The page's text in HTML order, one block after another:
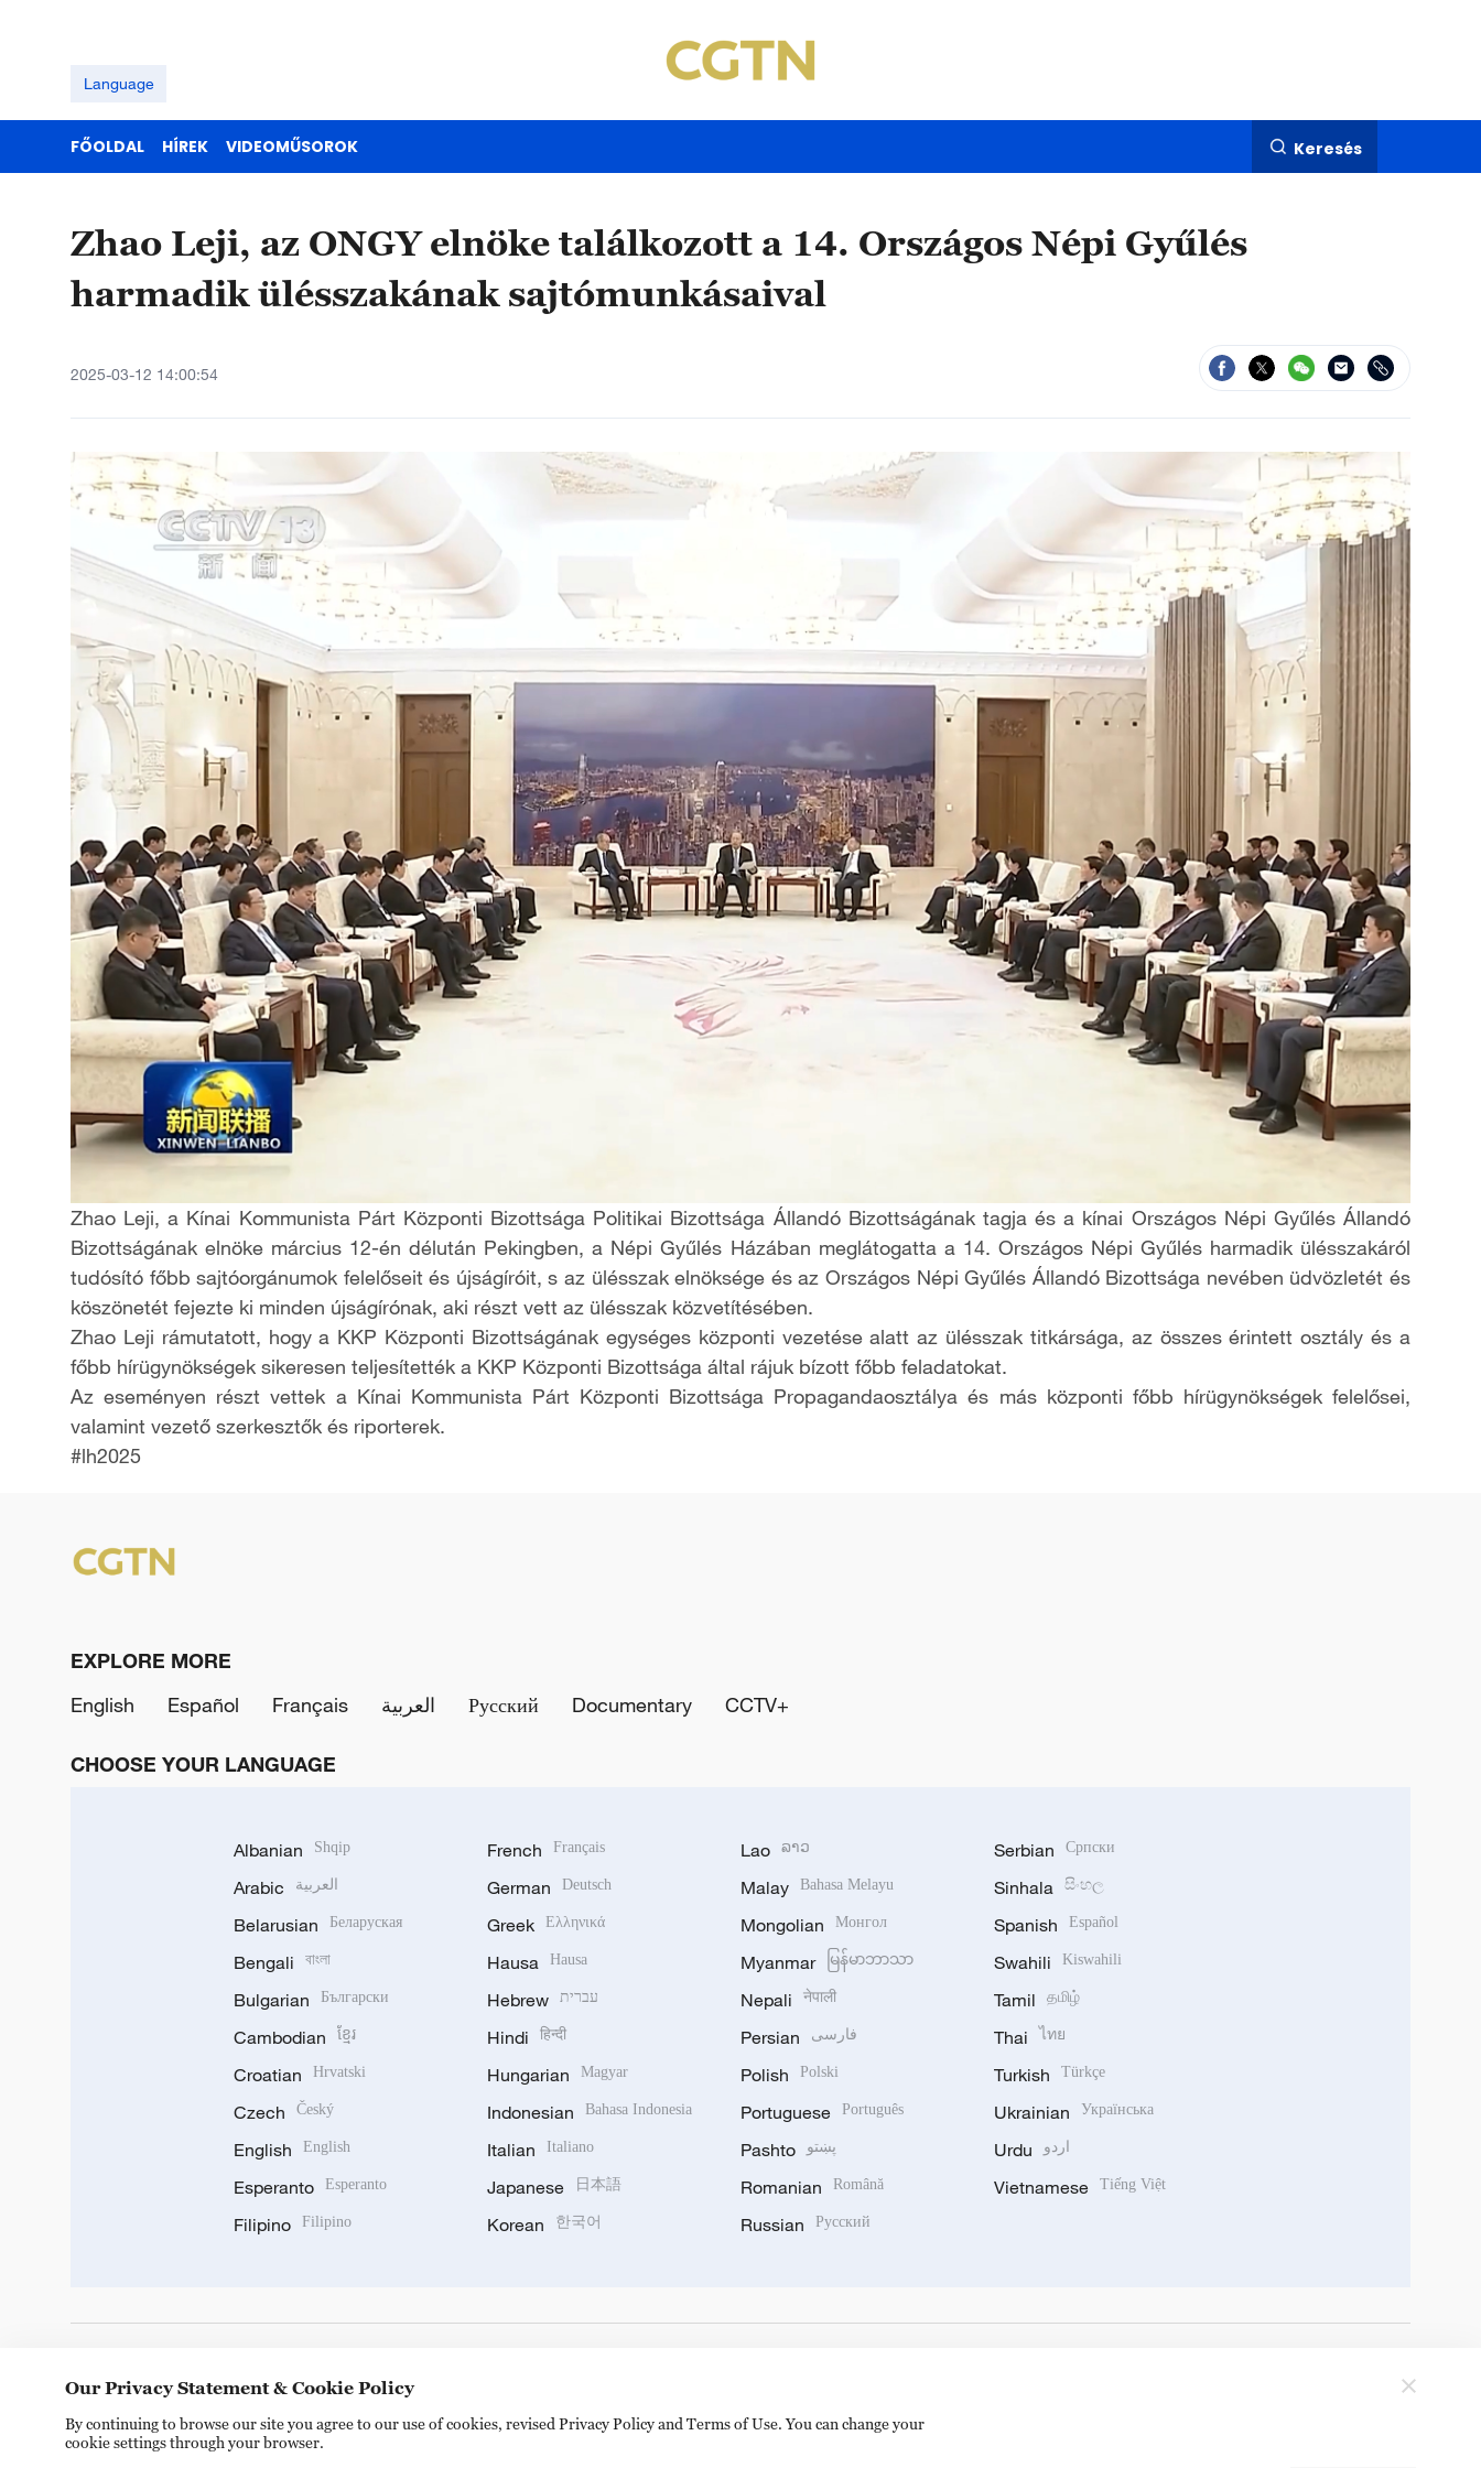
Language
FŐOLDAL HÍREK VIDEOMŰSOROK Keresés
Zhao Leji, az ONGY elnöke találkozott a 14. Országos Népi Gyűlés
harmadik ülésszakának sajtómunkásaival
2025-03-12 14:00:54
Zhao Leji, a Kínai Kommunista Párt Központi Bizottsága Politikai Bizottsága Állandó Bizottságának tagja és a kínai Országos Népi Gyűlés Állandó
Bizottságának elnöke március 12-én délután Pekingben, a Népi Gyűlés Házában meglátogatta a 14. Országos Népi Gyűlés harmadik ülésszakáról
tudósító főbb sajtóorgánumok felelőseit és újságíróit, s az ülésszak elnöksége és az Országos Népi Gyűlés Állandó Bizottsága nevében üdvözletét és
köszönetét fejezte ki minden újságírónak, aki részt vett az ülésszak közvetítésében.
Zhao Leji rámutatott, hogy a KKP Központi Bizottságának egységes központi vezetése alatt az ülésszak titkársága, az összes érintett osztály és a
főbb hírügynökségek sikeresen teljesítették a KKP Központi Bizottsága által rájuk bízott főbb feladatokat.
Az eseményen részt vettek a Kínai Kommunista Párt Központi Bizottsága Propagandaosztálya és más központi főbb hírügynökségek felelősei,
valamint vezető szerkesztők és riporterek.
#lh2025
EXPLORE MORE
English
Español Français العربية Русский Documentary CCTV+
CHOOSE YOUR LANGUAGE
Albanian Shqip
Arabic العربية
Belarusian Беларуская
Bengali বাংলা
Bulgarian Български
Cambodian ខ្មែរ
Croatian Hrvatski
Czech Český
English English
Esperanto Esperanto
Filipino Filipino
French Français
German Deutsch
Greek Ελληνικά
Hausa Hausa
Hebrew עברית
Hindi हिन्दी
Hungarian Magyar
Indonesian Bahasa Indonesia
Italian Italiano
Japanese 日本語
Korean 한국어
Lao ລາວ
Malay Bahasa Melayu
Mongolian Монгол
Myanmar မြန်မာဘာသာ
Nepali नेपाली
Persian فارسی
Polish Polski
Portuguese Português
Pashto پښتو
Romanian Română
Russian Русский
Serbian Српски
Sinhala සිංහල
Spanish Español
Swahili Kiswahili
Tamil தமிழ்
Thai ไทย
Turkish Türkçe
Ukrainian Українська
Urdu اردو
Vietnamese Tiếng Việt
Our Privacy Statement & Cookie Policy
By continuing to browse our site you agree to our use of cookies, revised Privacy Policy and Terms of Use. You can change your
cookie settings through your browser.